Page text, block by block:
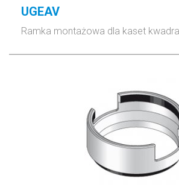
UGEAV
Ramka montażowa dla kaset